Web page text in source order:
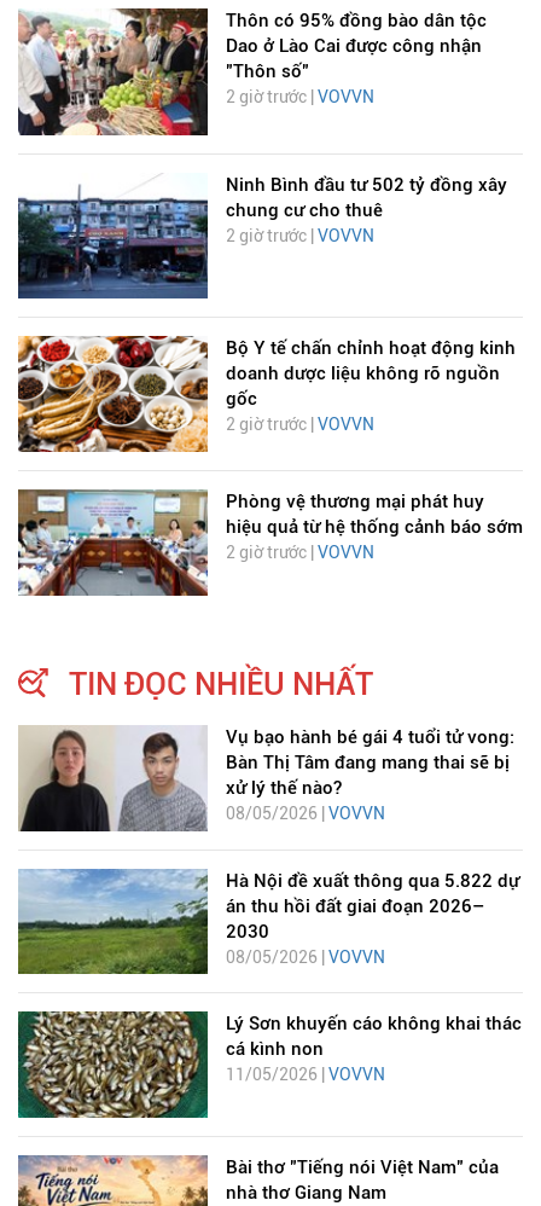
Thôn có 95% đồng bào dân tộc
Dao ở Lào Cai được công nhận
"Thôn số"
2 giờ trước | VOVVN
Ninh Bình đầu tư 502 tỷ đồng xây
chung cư cho thuê
2 giờ trước |VOVVN
Bộ Y tế chấn chỉnh hoạt động kinh
doanh dược liệu không rõ nguồn
gốc
2 giờ trước | VOVVN
Phòng vệ thương mại phát huy
hiệu quả từ hệ thống cảnh báo sớm
2 giờ trước | VOVVN
TIN ĐỌC NHIỀU NHẤT
Vụ bạo hành bé gái 4 tuổi tử vong:
Bàn Thị Tâm đang mang thai sẽ bị
xử lý thế nào?
08/05/2026 | VOVVN
Hà Nội đề xuất thông qua 5.822 dự
án thu hồi đất giai đoạn 2026–
2030
08/05/2026 |VOVVN
Lý Sơn khuyến cáo không khai thác
cá kình non
11/05/2026 | VOVVN
Bài thơ "Tiếng nói Việt Nam" của
nhà thơ Giang Nam